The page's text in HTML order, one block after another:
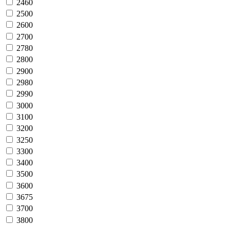
2460
2500
2600
2700
2780
2800
2900
2980
2990
3000
3100
3200
3250
3300
3400
3500
3600
3675
3700
3800